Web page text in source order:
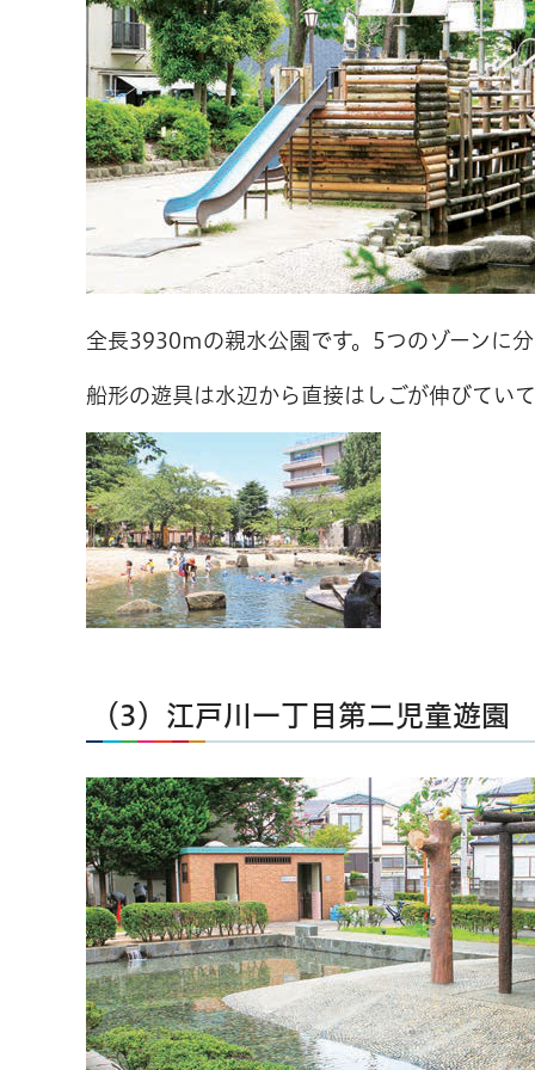
全長3930mの親水公園です。5つのゾーンに
船形の遊具は水辺から直接はしごが伸びてい
（3）江戸川一丁目第二児童遊園